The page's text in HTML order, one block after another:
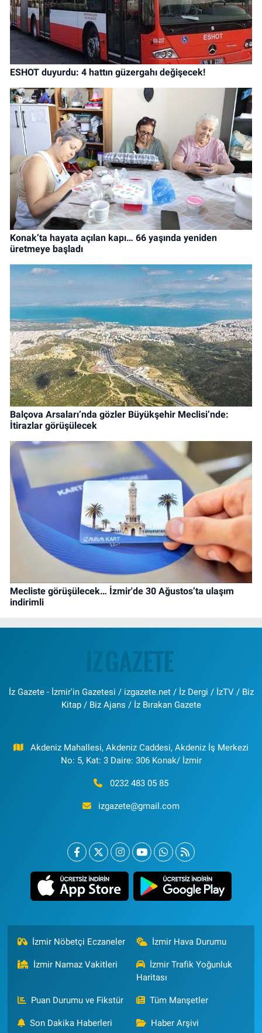
ESHOT duyurdu: 4 hattın güzergahı değişecek!
Konak’ta hayata açılan kapı… 66 yaşında yeniden
üretmeye başladı
Balçova Arsaları’nda gözler Büyükşehir Meclisi’nde:
İtirazlar görüşülecek
Mecliste görüşülecek… İzmir'de 30 Ağustos’ta ulaşım
indirimli
İz Gazete - İzmir'in Gazetesi / izgazete.net / İz Dergi / İzTV / Biz
Kitap / Biz Ajans / İz Bırakan Gazete
Akdeniz Mahallesi, Akdeniz Caddesi, Akdeniz İş Merkezi
No: 5, Kat: 3 Daire: 306 Konak/ İzmir
0232 483 05 85
izgazete@gmail.com
İzmir Nöbetçi Eczaneler İzmir Hava Durumu
İzmir Namaz Vakitleri
İzmir Trafik Yoğunluk
Haritası
Puan Durumu ve Fikstür Tüm Manşetler
Son Dakika Haberleri Haber Arşivi